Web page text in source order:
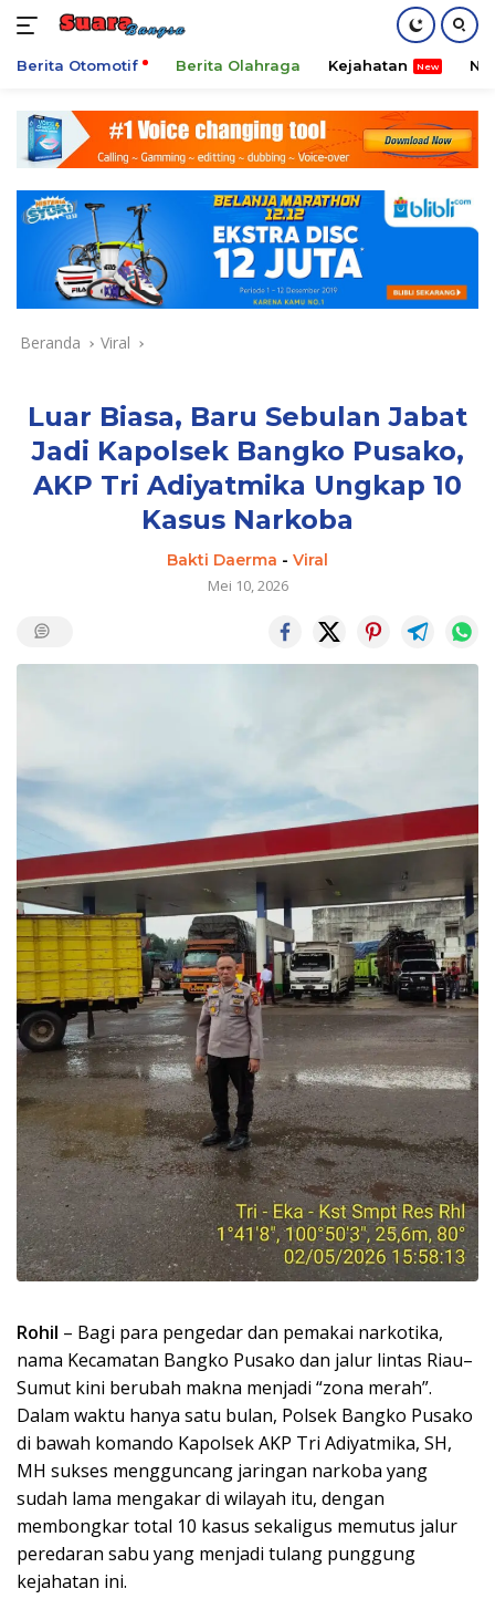
konten
Berita Otomotif Berita Olahraga Kejahatan
Beranda Viral
Luar Biasa, Baru Sebulan Jabat
Jadi Kapolsek Bangko Pusako,
AKP Tri Adiyatmika Ungkap 10
Kasus Narkoba
Bakti Daerma - Viral
Mei 10, 2026
Rohil – Bagi para pengedar dan pemakai narkotika,
nama Kecamatan Bangko Pusako dan jalur lintas Riau–
Sumut kini berubah makna menjadi “zona merah”.
Dalam waktu hanya satu bulan, Polsek Bangko Pusako
di bawah komando Kapolsek AKP Tri Adiyatmika, SH,
MH sukses mengguncang jaringan narkoba yang
sudah lama mengakar di wilayah itu, dengan
membongkar total 10 kasus sekaligus memutus jalur
peredaran sabu yang menjadi tulang punggung
kejahatan ini.